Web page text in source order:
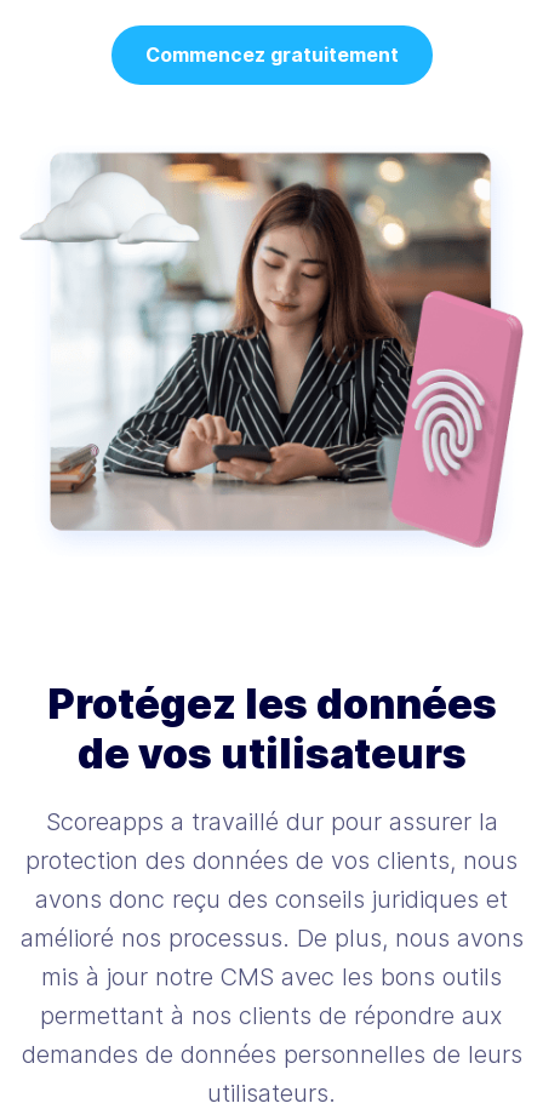
Commencez gratuitement
Protégez les données
de vos utilisateurs
Scoreapps a travaillé dur pour assurer la
protection des données de vos clients, nous
avons donc reçu des conseils juridiques et
amélioré nos processus. De plus, nous avons
mis à jour notre CMS avec les bons outils
permettant à nos clients de répondre aux
demandes de données personnelles de leurs
utilisateurs.